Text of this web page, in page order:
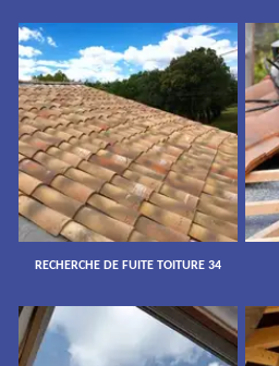
RECHERCHE DE FUITE TOITURE 34